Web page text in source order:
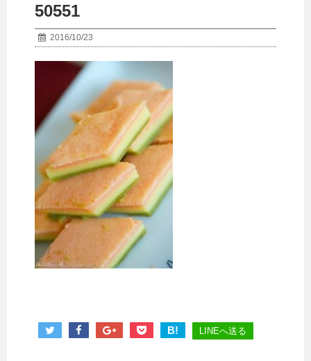
50551
2016/10/23
B! LINEへ送る